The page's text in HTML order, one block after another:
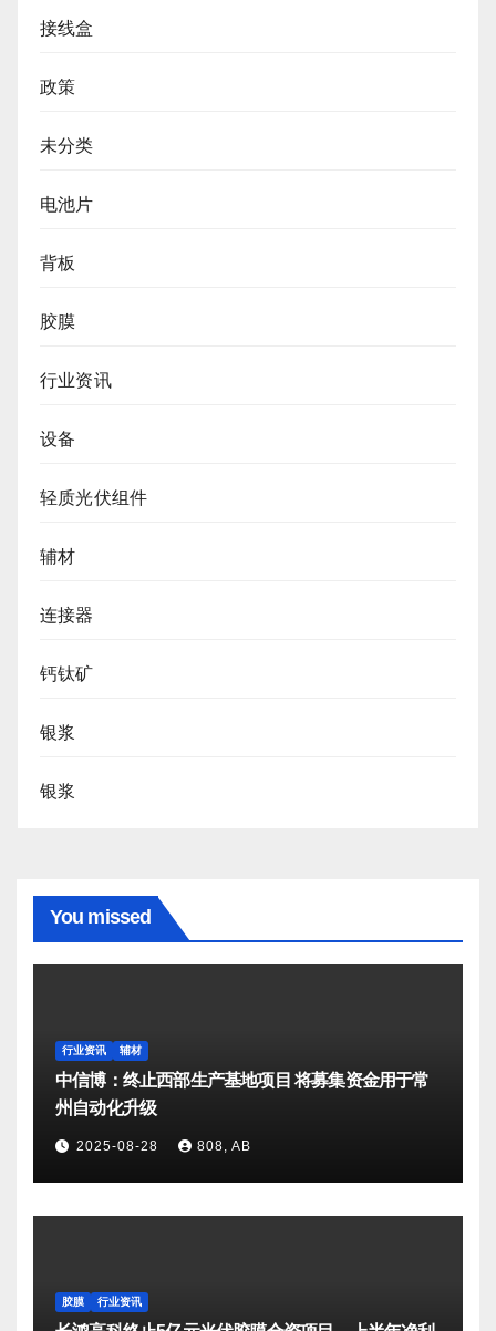
接线盒
政策
未分类
电池片
背板
胶膜
行业资讯
设备
轻质光伏组件
辅材
连接器
钙钛矿
银浆
银浆
You missed
行业资讯 辅材
中信博：终止西部生产基地项目 将募集资金用于常
州自动化升级
2025-08-28 808, AB
胶膜 行业资讯